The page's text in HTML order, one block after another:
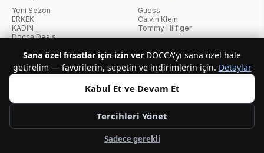
Sana özel fırsatlar için izin ver DOCCA'yı sana özel hale
getirelim — favorilerin, sepetin ve indirimlerin için. Detaylar
Kabul Et ve Devam Et
Tercihleri Yönet
Sadece gerekli
Yeni Sezon
ERKEK
KADIN
Docca Deals
Guess
Calvin Klein
Tommy Hilfiger
KvKK PolitikasıKullanıcı SözleşmesiMesafeli Satış Sözleşmesi
İptal ve İade PolitikasıÇerez Politikası
Telif Hakkı © 2026 Docca.com.tr Tüm hakları saklıdır.